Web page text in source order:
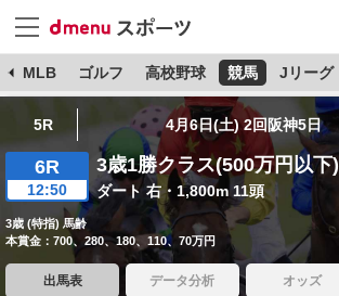
MLB ゴルフ 高校野球 競馬 Jリーグ
5R 4月6日(土) 2回阪神5日
6R
12:50
3歳1勝クラス(500万円以下)
ダート 右・1,800m 11頭
3歳 (特指) 馬齢
本賞金：700、280、180、110、70万円
出馬表 データ分析 オッズ